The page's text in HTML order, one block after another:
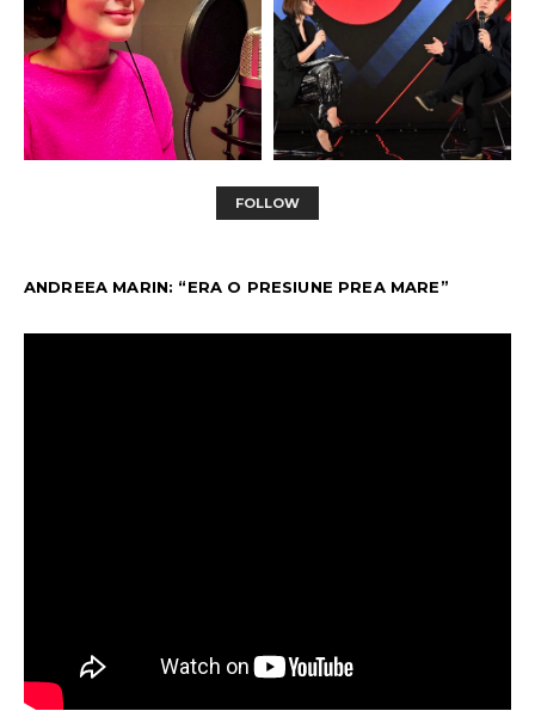
FOLLOW
ANDREEA MARIN: “ERA O PRESIUNE PREA MARE”